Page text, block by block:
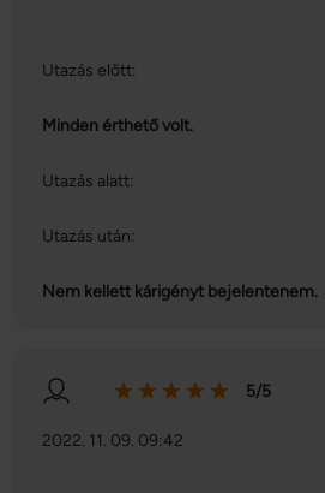
Utazás előtt:
Minden érthető volt.
Utazás alatt:
Utazás után:
Nem kellett kárigényt bejelentenem.
5/5
2022. 11. 09. 09:42